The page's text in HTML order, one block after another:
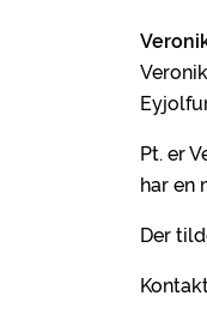
Pt. er
har en
Der